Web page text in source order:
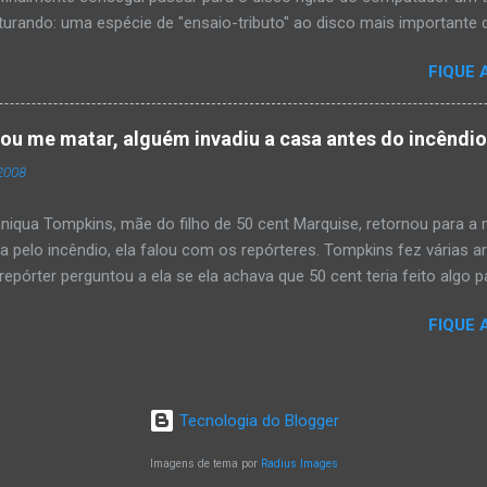
uma espécie de "ensaio-tributo" ao disco mais importante
costume, uma pequena digressão. É muito disseminada em
tem memória. Fala-se muito por aí que não cultuamos
sociocultural. No que diz respeito ao hip-hop, cabe a nós,
responsáveis, tentar mudar essa trajetória de descaso e
Hop tornou-se mais um dos espaços de preservação e
FIQUE
me matar, alguém invadiu a casa antes do
Tompkins, mãe do filho de 50 cent Marquise, retornou para
pelo incêndio, ela falou com os repórteres. Tompkins fez várias
perguntou a ela se ela achava que 50 cent teria feito algo
mandando alguém para mata-lá e para asistir o que ele faz'.FIQUE
Tecnologia do Blogger
Imagens de tema por Radius Images